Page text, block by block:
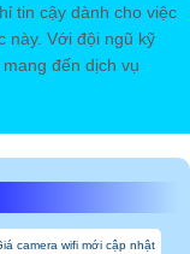
tin cậy dành cho việc
này. Với đội ngũ kỹ
đến dịch vụ
camera wifi mới cập nhật